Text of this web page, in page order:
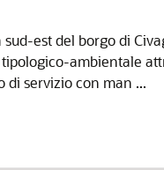
sud-est del borgo di
ambientale
di servizio con man ...